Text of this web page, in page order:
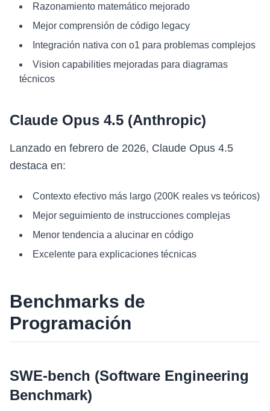
Razonamiento matemático mejorado
Mejor comprensión de código legacy
Integración nativa con o1 para problemas complejos
Vision capabilities mejoradas para diagramas
técnicos
Claude Opus 4.5 (Anthropic)
Lanzado en febrero de 2026, Claude Opus 4.5
destaca en:
Contexto efectivo más largo (200K reales vs teóricos)
Mejor seguimiento de instrucciones complejas
Menor tendencia a alucinar en código
Excelente para explicaciones técnicas
Benchmarks de
Programación
SWE-bench (Software Engineering
Benchmark)